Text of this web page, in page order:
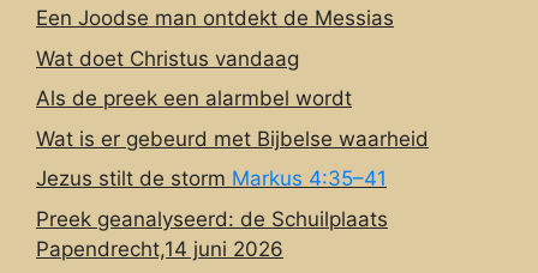
Een Joodse man ontdekt de Messias
Wat doet Christus vandaag
Als de preek een alarmbel wordt
Wat is er gebeurd met Bijbelse waarheid
Jezus stilt de storm Markus 4:35–41
Preek geanalyseerd: de Schuilplaats
Papendrecht,14 juni 2026